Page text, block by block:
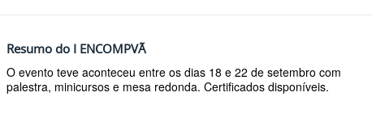
Resumo do I ENCOMPVÃ
O evento teve aconteceu entre os dias 18 e 22 de setembro com
palestra, minicursos e mesa redonda. Certificados disponíveis.